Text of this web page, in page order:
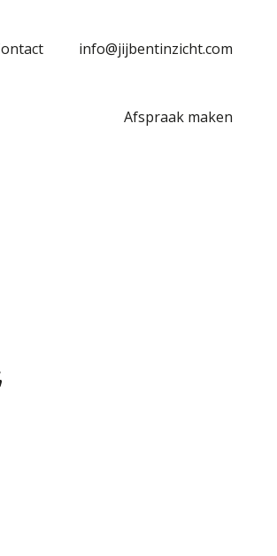
info@jijbentinzicht.com
Afspraak maken